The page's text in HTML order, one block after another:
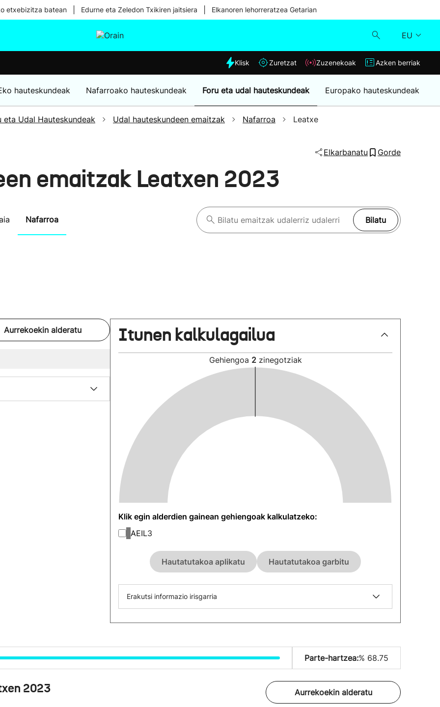
etxebizitza batean Edurne eta Zeledon Txikiren jaitsiera Elkanoren lehorreratzea Getarian
EU
Eguraldia
Klisk
Zuzenekoak
Azken berriak
Klisk Zuretzat Zuzenekoak Azken berriak
hauteskundeak Nafarroako hauteskundeak Foru eta udal hauteskundeak Europako hauteskundeak
eta Udal Hauteskundeak Udal hauteskundeen emaitzak Nafarroa Leatxe
Elkarbanatu Gorde
emaitzak Leatxen 2023
Nafarroa Bilatu
Aurrekoekin alderatu Itunen kalkulagailua
Gehiengoa 2 zinegotziak
Klik egin alderdien gainean gehiengoak kalkulatzeko:
AEIL3
Hautatutakoa aplikatu Hautatutakoa garbitu
Erakutsi informazio irisgarria
Parte-hartzea:% 68.75
2023 Aurrekoekin alderatu